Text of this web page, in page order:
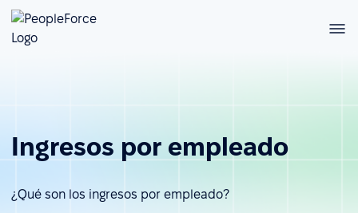
Ingresos por empleado
¿Qué son los ingresos por empleado?